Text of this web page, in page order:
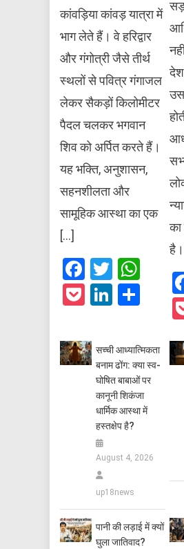
कांवड़िया कांवड़ यात्रा में
भाग लेते हैं। वे हरिद्वार
और गंगोत्री जैसे तीर्थ
स्थलों से पवित्र गंगाजल
लेकर सैकड़ों किलोमीटर
पैदल चलकर भगवान
शिव को अर्पित करते हैं।
यह भक्ति, अनुशासन,
सहनशीलता और
सामूहिक आस्था का एक
[…]
Facebook
Twitter
Pocket
का
है।
सच्ची आध्यात्मिकता
बनाम ढोंग: क्या स्व-
घोषित बाबाओं पर
कानूनी शिकंजा
धार्मिक आस्था में
हस्तक्षेप है?
August 4, 2026
up18news
पानी की लड़ाई में क्यों
घुला जातिवाद?